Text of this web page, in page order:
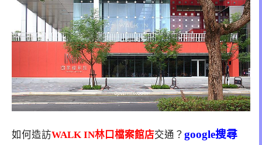
如何造訪WALK IN林口檔案館店交通？ google搜尋